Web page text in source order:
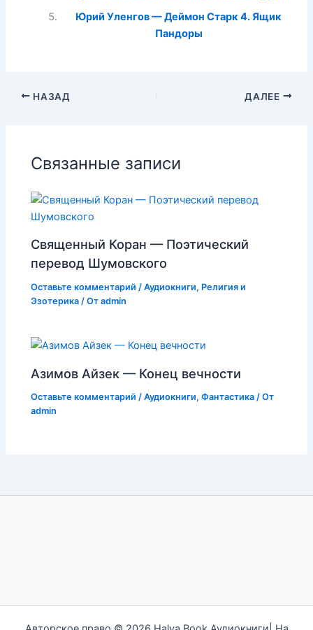
Юрий Уленгов — Деймон Старк 4. Ящик
Пандоры
НАЗАД ДАЛЕЕ
Связанные записи
Священный Коран — Поэтический
перевод Шумовского
Оставьте комментарий /Аудиокниги, Религия и
Эзотерика / Отadmin
Азимов Айзек — Конец вечности
Оставьте комментарий /Аудиокниги,Фантастика / От
admin